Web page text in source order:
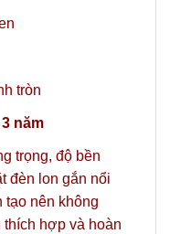
tròn
năm
trọng, độ bền
đèn lon gắn nổi
tạo nên không
hợp và hoàn